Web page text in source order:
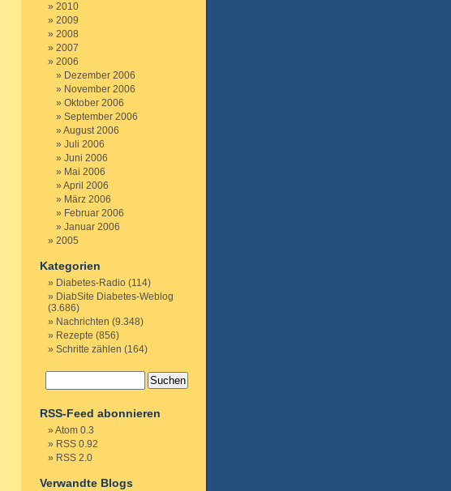
2010
2009
2008
2007
2006
Dezember 2006
November 2006
Oktober 2006
September 2006
August 2006
Juli 2006
Juni 2006
Mai 2006
April 2006
März 2006
Februar 2006
Januar 2006
2005
Kategorien
Diabetes-Radio (114)
DiabSite Diabetes-Weblog
(3.686)
Nachrichten (9.348)
Rezepte (856)
Schritte zählen (164)
RSS-Feed abonnieren
Atom 0.3
RSS 0.92
RSS 2.0
Verwandte Blogs